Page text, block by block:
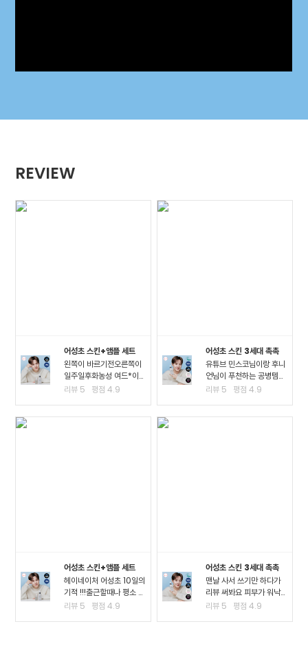
REVIEW
어성초 스킨+앰플 세트
왼쪽이 바르기전오른쪽이
일주일후화농성 여드*이
진짜 많이 진정되고 여드*
리뷰 5 평점4.9
어성초 스킨 3세대 촉촉
유튜브 민스코님이랑 후니
언님이 푸천하는 공병템이
라서 큰 맘먹고 샀는데요!!
리뷰 5 평점4.9
어성초 스킨+앰플 세트
헤이네이처 어성초 10일의
기적 !!!출근할때나 평소 밖
에서 다닐때도 계속 마스
리뷰 5 평점4.9
어성초 스킨 3세대 촉촉
맨날 사서 쓰기만 하다가
리뷰 써봐요 피부가 워낙
여드*성 피부고 툭하면 이
리뷰 5 평점4.9